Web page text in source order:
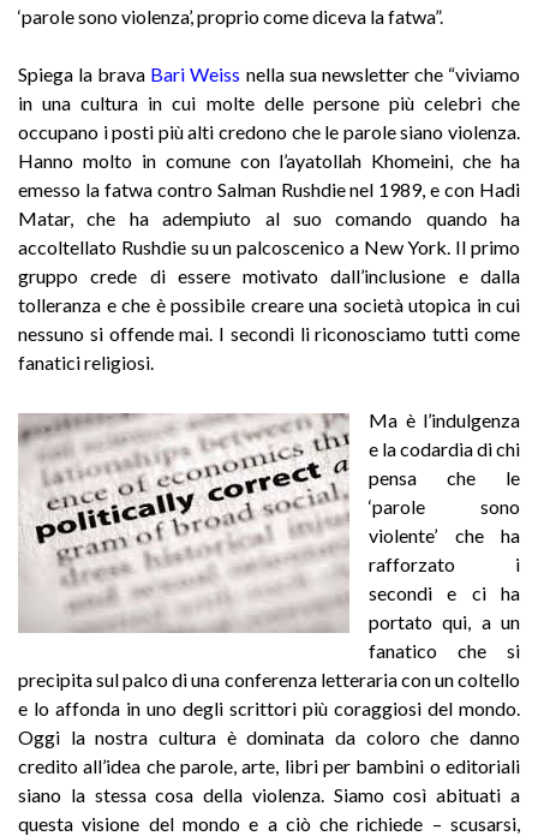
‘parole sono violenza’, proprio come diceva la fatwa”.
Spiega la brava Bari Weiss nella sua newsletter che “viviamo
in una cultura in cui molte delle persone più celebri che
occupano i posti più alti credono che le parole siano violenza.
Hanno molto in comune con l’ayatollah Khomeini, che ha
emesso la fatwa contro Salman Rushdie nel 1989, e con Hadi
Matar, che ha adempiuto al suo comando quando ha
accoltellato Rushdie su un palcoscenico a New York. Il primo
gruppo crede di essere motivato dall’inclusione e dalla
tolleranza e che è possibile creare una società utopica in cui
nessuno si offende mai. I secondi li riconosciamo tutti come
fanatici religiosi.
Ma è l’indulgenza
e la codardia di chi
pensa che le
‘parole sono
violente’ che ha
rafforzato i
secondi e ci ha
portato qui, a un
fanatico che si
precipita sul palco di una conferenza letteraria con un coltello
e lo affonda in uno degli scrittori più coraggiosi del mondo.
Oggi la nostra cultura è dominata da coloro che danno
credito all’idea che parole, arte, libri per bambini o editoriali
siano la stessa cosa della violenza. Siamo così abituati a
questa visione del mondo e a ciò che richiede – scusarsi,